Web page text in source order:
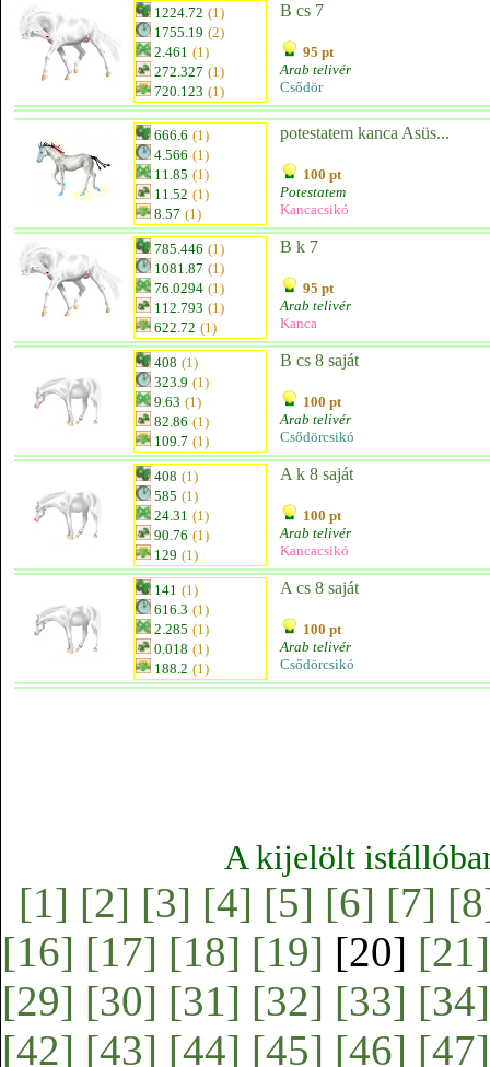
1224.72 (1)
1755.19 (2)
2.461 (1)
272.327 (1)
720.123 (1)
B cs 7
95 pt
Arab telivér
Csődör
666.6 (1)
4.566 (1)
11.85 (1)
11.52 (1)
8.57 (1)
potestatem kanca Asüs...
100 pt
Potestatem
Kancacsikó
785.446 (1)
1081.87 (1)
76.0294 (1)
112.793 (1)
622.72 (1)
B k 7
95 pt
Arab telivér
Kanca
408 (1)
323.9 (1)
9.63 (1)
82.86 (1)
109.7 (1)
B cs 8 saját
100 pt
Arab telivér
Csődörcsikó
408 (1)
585 (1)
24.31 (1)
90.76 (1)
129 (1)
A k 8 saját
100 pt
Arab telivér
Kancacsikó
141 (1)
616.3 (1)
2.285 (1)
0.018 (1)
188.2 (1)
A cs 8 saját
100 pt
Arab telivér
Csődörcsikó
A kijelölt
[1] [2] [3] [4] [5] [6] [7]
[16] [17] [18] [19] [20] [21]
[29] [30] [31] [32] [33] [34]
[42] [43] [44] [45] [46] [47]